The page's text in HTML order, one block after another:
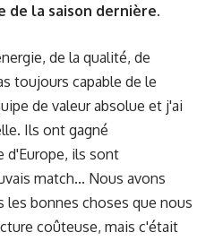
la saison dernière.
de la qualité, de
toujours capable de le
de valeur absolue et j'ai
Ils ont gagné
d'Europe, ils sont
match... Nous avons
les bonnes choses que nous
coûteuse, mais c'était